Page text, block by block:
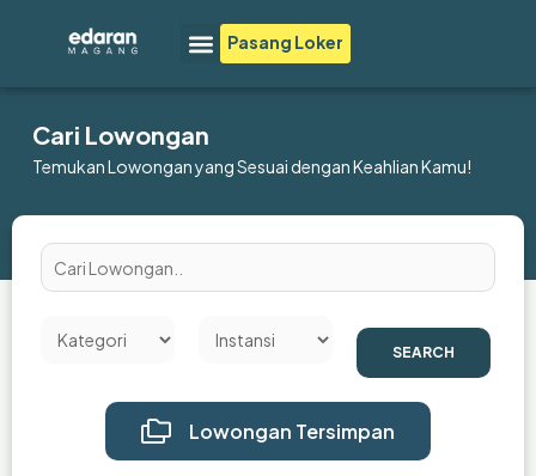
Menu
Pasang Loker
Cari Lowongan
Temukan Lowongan yang Sesuai dengan Keahlian Kamu!
SEARCH
Lowongan Tersimpan